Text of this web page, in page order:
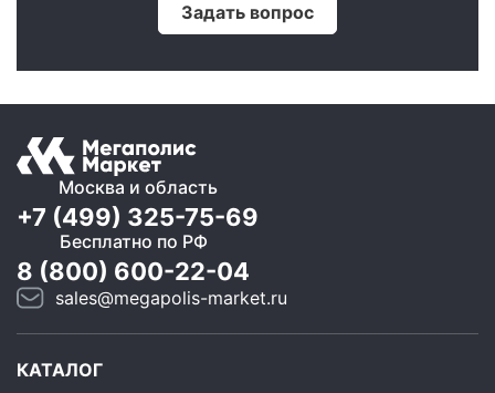
Задать вопрос
Москва и область
+7 (499) 325-75-69
Бесплатно по РФ
8 (800) 600-22-04
sales@megapolis-market.ru
КАТАЛОГ